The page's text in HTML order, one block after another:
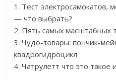
1. Тест электросамокатов,
— что выбрать?
2. Пять самых масштабных
3. Чудо-товары: пончик-
квадрогидроцикл
4. Чатрулетт что это такое